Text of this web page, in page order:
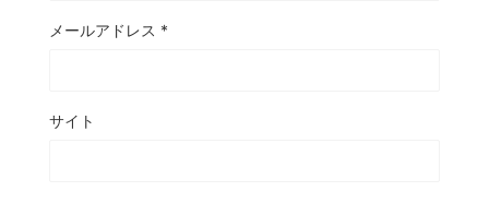
メールアドレス *
サイト